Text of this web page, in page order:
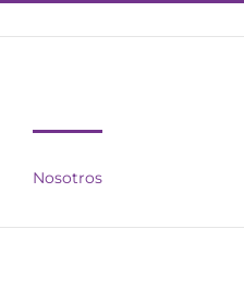
Nosotros